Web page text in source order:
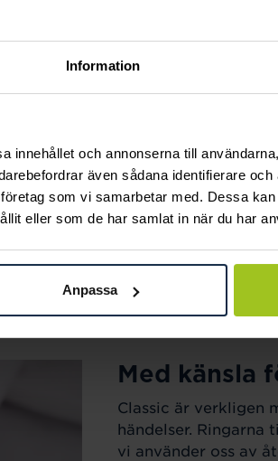
Information
innehållet och annonserna till
även sådana identifierare och
som vi samarbetar med. Dessa
eller som de har samlat in när du har
Anpassa
Med känsla
Classic är verkligen
händelser. Ringarna
vi använder oss av